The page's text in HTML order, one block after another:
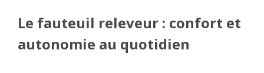
Le fauteuil releveur : confort et
autonomie au quotidien